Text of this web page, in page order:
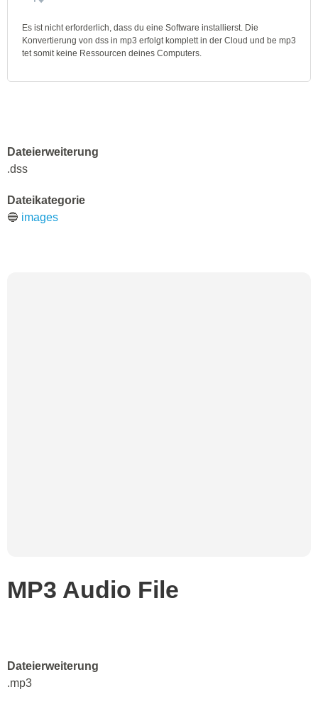
Es ist nicht erforderlich, dass du eine Software installierst. Die
Konvertierung von dss in mp3 erfolgt komplett in der Cloud und be mp3
tet somit keine Ressourcen deines Computers.
Dateierweiterung
.dss
Dateikategorie
🔵 images
MP3 Audio File
Dateierweiterung
.mp3